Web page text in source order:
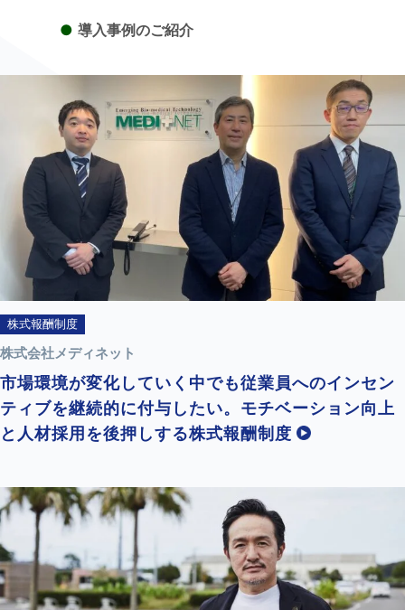
● 導入事例のご紹介
株式報酬制度
株式会社メディネット
市場環境が変化していく中でも従業員へのインセン
ティブを継続的に付与したい。モチベーション向上
と人材採用を後押しする株式報酬制度